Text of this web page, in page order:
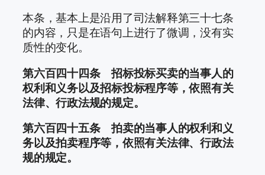
本条，基本上是沿用了司法解释第三十七条
的内容，只是在语句上进行了微调，没有实
质性的变化。
第六百四十四条 招标投标买卖的当事人的
权利和义务以及招标投标程序等，依照有关
法律、行政法规的规定。
第六百四十五条 拍卖的当事人的权利和义
务以及拍卖程序等，依照有关法律、行政法
规的规定。